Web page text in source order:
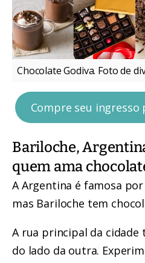
Chocolate Godiva. Foto de
Compre seu ingresso
Bariloche,
quem ama
A Argentina é famosa
mas Bariloche tem
A rua principal da cidade
do lado da outra.